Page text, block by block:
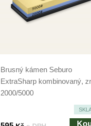
Brusný kámen Seburo
ExtraSharp kombinovaný,
2000/5000